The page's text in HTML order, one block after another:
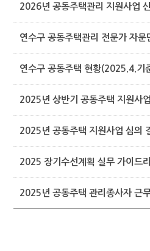
2026년 공동주택관리 지원사업
연수구 공동주택관리 전문가 자
연수구 공동주택 현황(2025.4.기
2025년 상반기 공동주택 지원사
2025년 공동주택 지원사업 심의
2025 장기수선계획 실무 가이드
2025년 공동주택 관리종사자 근